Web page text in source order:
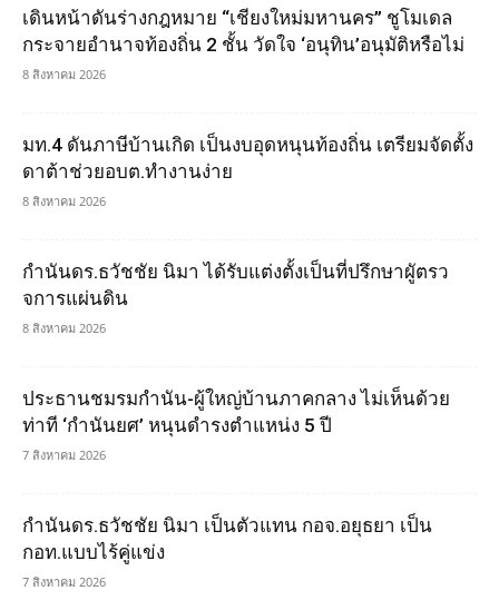
เดินหน้าดันร่างกฎหมาย “เชียงใหม่มหานคร” ชูโมเดล
กระจายอำนาจท้องถิ่น 2 ชั้น วัดใจ ‘อนุทิน’อนุมัติหรือไม่
8 สิงหาคม 2026
มท.4 ดันภาษีบ้านเกิด เป็นงบอุดหนุนท้องถิ่น เตรียมจัดตั้ง
ดาต้าช่วยอบต.ทำงานง่าย
8 สิงหาคม 2026
กำนันดร.ธวัชชัย นิมา ได้รับแต่งตั้งเป็นที่ปรึกษาผูัตรว
จการแผ่นดิน
8 สิงหาคม 2026
ประธานชมรมกำนัน-ผู้ใหญ่บ้านภาคกลาง ไม่เห็นด้วย
ท่าที ‘กำนันยศ’ หนุนดำรงตำแหน่ง 5 ปี
7 สิงหาคม 2026
กำนันดร.ธวัชชัย นิมา เป็นตัวแทน กอจ.อยุธยา เป็น
กอท.แบบไร้คู่แข่ง
7 สิงหาคม 2026